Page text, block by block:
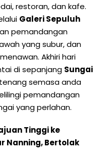
restoran, dan kafe.
Galeri Sepuluh
pemandangan
yang subur, dan
Akhiri hari
di sepanjang Sungai
semasa anda
pemandangan
yang perlahan.
Tinggi ke
Nanning, Bertolak